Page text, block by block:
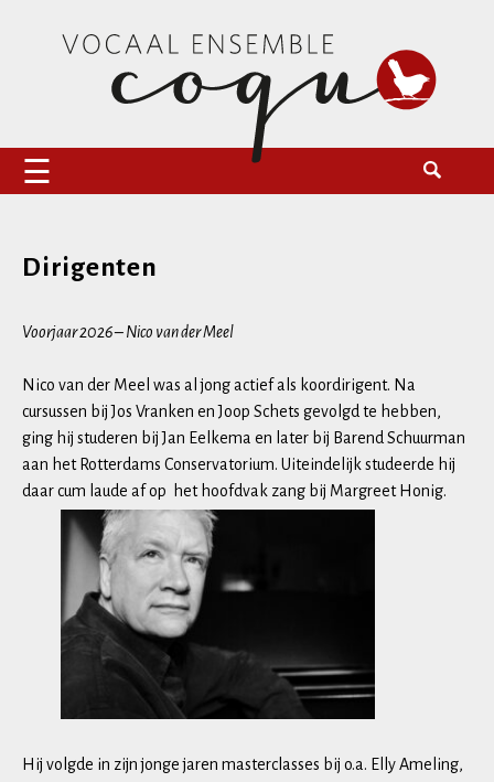
Vocaal Ensemble Coqu
Zoeken
Dirigenten
Voorjaar 2026 – Nico van der Meel
Nico van der Meel was al jong actief als koordirigent. Na
cursussen bij Jos Vranken en Joop Schets gevolgd te hebben,
ging hij studeren bij Jan Eelkema en later bij Barend Schuurman
aan het Rotterdams Conservatorium. Uiteindelijk studeerde hij
daar cum laude af op het hoofdvak zang bij Margreet Honig.
Hij volgde in zijn jonge jaren masterclasses bij o.a. Elly Ameling,